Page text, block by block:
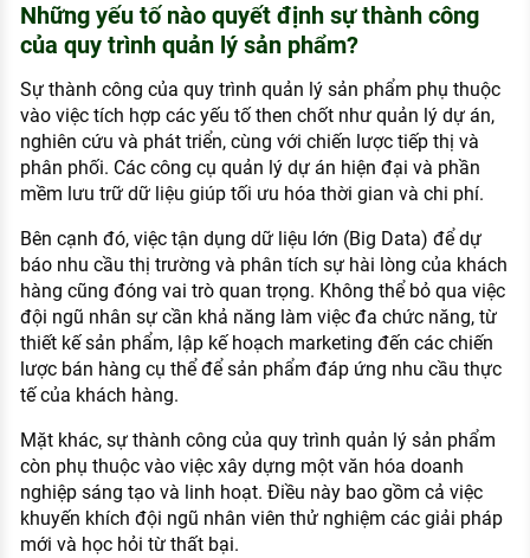
Những yếu tố nào quyết định sự thành công
của quy trình quản lý sản phẩm?
Sự thành công của quy trình quản lý sản phẩm phụ thuộc
vào việc tích hợp các yếu tố then chốt như quản lý dự án,
nghiên cứu và phát triển, cùng với chiến lược tiếp thị và
phân phối. Các công cụ quản lý dự án hiện đại và phần
mềm lưu trữ dữ liệu giúp tối ưu hóa thời gian và chi phí.
Bên cạnh đó, việc tận dụng dữ liệu lớn (Big Data) để dự
báo nhu cầu thị trường và phân tích sự hài lòng của khách
hàng cũng đóng vai trò quan trọng. Không thể bỏ qua việc
đội ngũ nhân sự cần khả năng làm việc đa chức năng, từ
thiết kế sản phẩm, lập kế hoạch marketing đến các chiến
lược bán hàng cụ thể để sản phẩm đáp ứng nhu cầu thực
tế của khách hàng.
Mặt khác, sự thành công của quy trình quản lý sản phẩm
còn phụ thuộc vào việc xây dựng một văn hóa doanh
nghiệp sáng tạo và linh hoạt. Điều này bao gồm cả việc
khuyến khích đội ngũ nhân viên thử nghiệm các giải pháp
mới và học hỏi từ thất bại.